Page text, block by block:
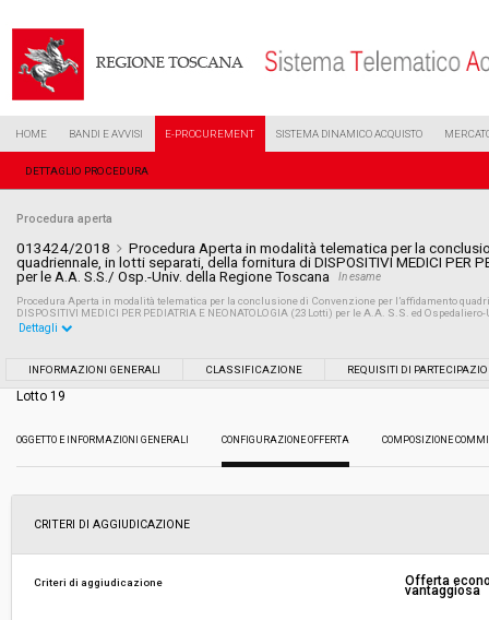
HOME BANDI E AVVISI E-PROCUREMENT SISTEMA DINAMICO ACQUISTO
DETTAGLIO PROCEDURA
Procedura aperta
013424/2018
Procedura Aperta in modalità telematica per la
quadriennale, in lotti separati, della fornitura di DISPOSITIVI MEDICI PER
per le A.A. S.S./ Osp.-Univ. della Regione Toscana
In esame
Procedura Aperta in modalità telematica per la conclusione di Convenzione per l’affidamento
DISPOSITIVI MEDICI PER PEDIATRIA E NEONATOLOGIA (23 Lotti) per le A.A. S.S. ed
Tipo di contratto:
19/06/2018 11:31
Svolgimento:
Responsabile attuale:
ESTAR - ENTE DI SUPPORTO TECNICO
REGIONALE - AREA FARMACI, DIAGNOSTICI E
Dettagli
INFORMAZIONI GENERALI CLASSIFICAZIONE REQUISITI DI
Lotto 19
OGGETTO E INFORMAZIONI GENERALI CONFIGURAZIONE OFFERTA COMPOSIZIONE
CRITERI DI AGGIUDICAZIONE
Criteri di aggiudicazione Offerta
vantaggiosa